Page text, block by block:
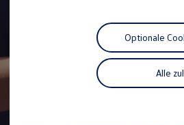
Lifestyle Shop
T-Roc Kollektion
Golf Kollektion
ID. Kollektion
Volkswagen
R-Kollektion
Alle
Optionale